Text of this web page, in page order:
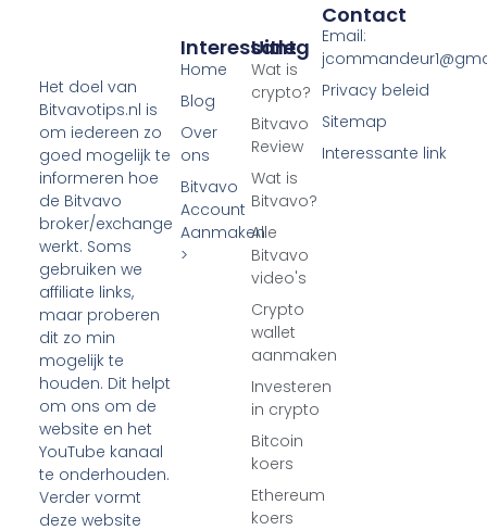
Het doel van
Bitvavotips.nl is
om iedereen zo
goed mogelijk te
informeren hoe
de Bitvavo
broker/exchange
werkt. Soms
gebruiken we
affiliate links,
maar proberen
dit zo min
mogelijk te
houden. Dit helpt
om ons om de
website en het
YouTube kanaal
te onderhouden.
Verder vormt
deze website
Uitleg
Wat is
crypto?
Bitvavo
Review
Wat is
Bitvavo?
Alle
Bitvavo
video's
Crypto
wallet
aanmaken
Investeren
in crypto
Bitcoin
koers
Ethereum
koers
Interessant
Home
Blog
Over
ons
Bitvavo
Account
Aanmaken
>
Contact
Email:
Privacy beleid
Sitemap
Interessante link